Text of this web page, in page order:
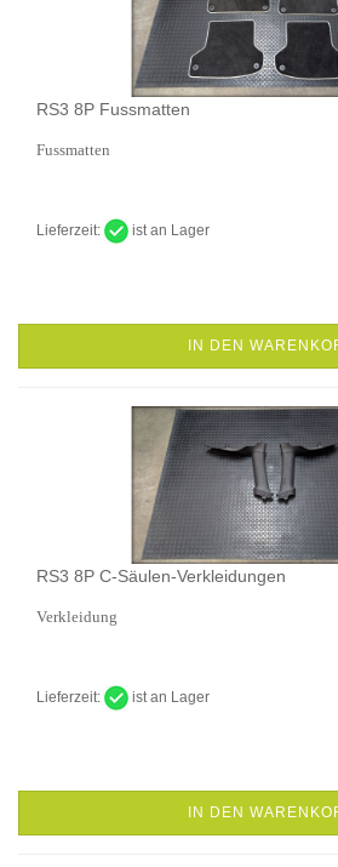
RS3 8P Fussmatten
Fussmatten
Lieferzeit: ist an Lager
IN DEN
RS3 8P C-Säulen-Verkleidungen
Verkleidung
Lieferzeit: ist an Lager
IN DEN